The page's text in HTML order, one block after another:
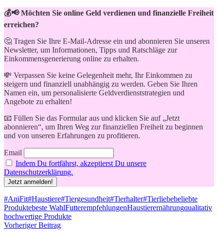
💰📢 Möchten Sie online Geld verdienen und finanzielle Freiheit
erreichen?
🤔 Tragen Sie Ihre E-Mail-Adresse ein und abonnieren Sie unseren
Newsletter, um Informationen, Tipps und Ratschläge zur
Einkommensgenerierung online zu erhalten.
💸 Verpassen Sie keine Gelegenheit mehr, Ihr Einkommen zu
steigern und finanziell unabhängig zu werden. Geben Sie Ihren
Namen ein, um personalisierte Geldverdienststrategien und
Angebote zu erhalten!
📧 Füllen Sie das Formular aus und klicken Sie auf „Jetzt
abonnieren“, um Ihren Weg zur finanziellen Freiheit zu beginnen
und von unseren Erfahrungen zu profitieren.
Email
Indem Du fortfährst, akzeptierst Du unsere
Datenschutzerklärung.
Schlagwörter
#AniFit#Haustiere#Tiergesundheit#Tierhalter#Tierliebebeliebte
Produktebeste WahlFutterempfehlungenHaustierernährungqualitativ
hochwertige Produkte
Beitragsnavigation
Vorheriger Beitrag